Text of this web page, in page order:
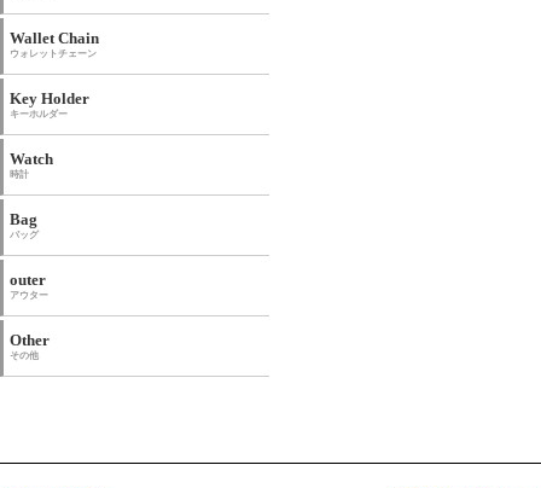
Wallet Chain
ウォレットチェーン
Key Holder
キーホルダー
Watch
時計
Bag
バッグ
outer
アウター
Other
その他